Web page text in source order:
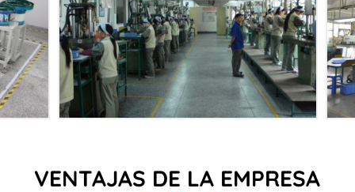
VENTAJAS DE LA EMPRESA